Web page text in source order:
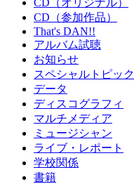
CD（参加作品）
That's DAN!!
アルバム試聴
お知らせ
スペシャルトピック
データ
ディスコグラフィ
マルチメディア
ミュージシャン
ライブ・レポート
学校関係
書籍